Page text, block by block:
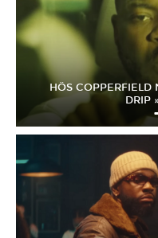
HÖS COPPERFIELD
DRIP